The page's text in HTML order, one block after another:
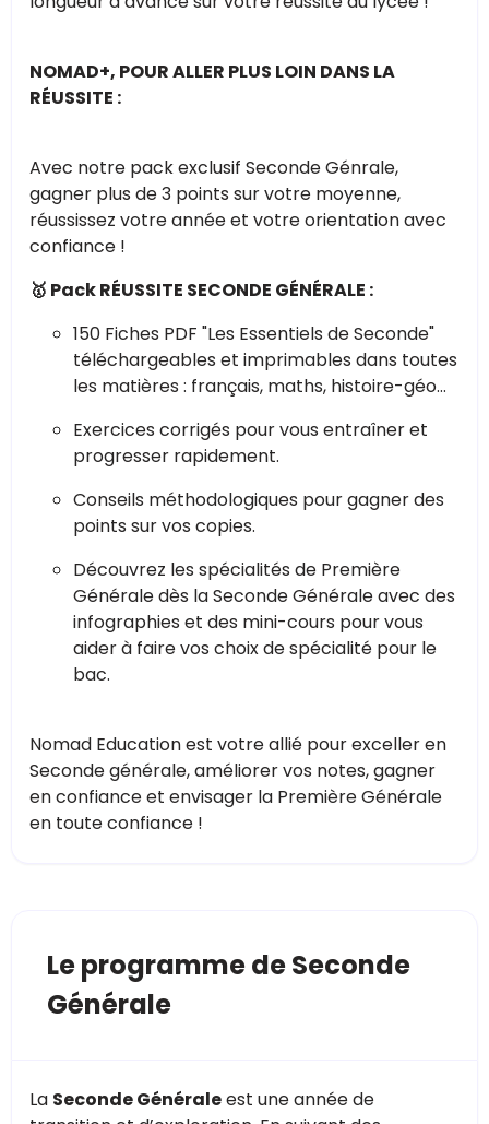
NOMAD+, POUR ALLER PLUS LOIN DANS LA
RÉUSSITE :
Avec notre pack exclusif Seconde Génrale,
gagner plus de 3 points sur votre moyenne,
réussissez votre année et votre orientation avec
confiance !
🥇 Pack RÉUSSITE SECONDE GÉNÉRALE :
150 Fiches PDF "Les Essentiels de Seconde"
téléchargeables et imprimables dans toutes
les matières : français, maths, histoire-géo…
Exercices corrigés pour vous entraîner et
progresser rapidement.
Conseils méthodologiques pour gagner des
points sur vos copies.
Découvrez les spécialités de Première
Générale dès la Seconde Générale avec des
infographies et des mini-cours pour vous
aider à faire vos choix de spécialité pour le
bac.
Nomad Education est votre allié pour exceller en
Seconde générale, améliorer vos notes, gagner
en confiance et envisager la Première Générale
en toute confiance !
Le programme de Seconde
Générale
La Seconde Généraleest une année de